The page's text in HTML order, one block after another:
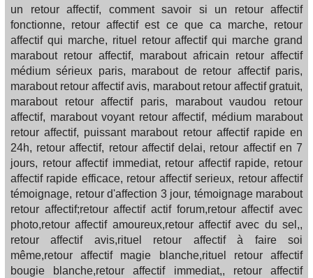
un retour affectif, comment savoir si un retour affectif
fonctionne, retour affectif est ce que ca marche, retour
affectif qui marche, rituel retour affectif qui marche grand
marabout retour affectif, marabout africain retour affectif
médium sérieux paris, marabout de retour affectif paris,
marabout retour affectif avis, marabout retour affectif gratuit,
marabout retour affectif paris, marabout vaudou retour
affectif, marabout voyant retour affectif, médium marabout
retour affectif, puissant marabout retour affectif rapide en
24h, retour affectif, retour affectif delai, retour affectif en 7
jours, retour affectif immediat, retour affectif rapide, retour
affectif rapide efficace, retour affectif serieux, retour affectif
témoignage, retour d'affection 3 jour, témoignage marabout
retour affectif;retour affectif actif forum,retour affectif avec
photo,retour affectif amoureux,retour affectif avec du sel,,
retour affectif avis,rituel retour affectif à faire soi
même,retour affectif magie blanche,rituel retour affectif
bougie blanche,retour affectif immediat,, retour affectif